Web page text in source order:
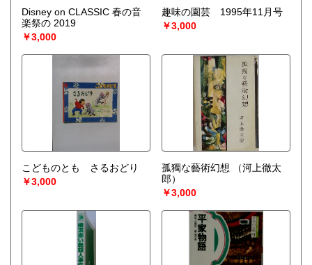
Disney on CLASSIC 春の音
楽祭の 2019
￥3,000
趣味の園芸 1995年11月号
￥3,000
こどものとも さるおどり
￥3,000
孤獨な藝術幻想
（河上徹太
郎）
￥3,000